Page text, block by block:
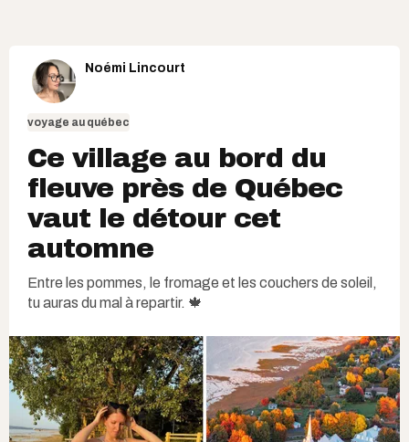
Noémi Lincourt
voyage au québec
Ce village au bord du
fleuve près de Québec
vaut le détour cet
automne
Entre les pommes, le fromage et les couchers de soleil,
tu auras du mal à repartir. 🍁